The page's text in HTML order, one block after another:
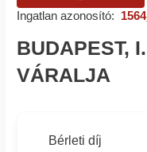
Ingatlan azonosító:
BUDAPEST,
VÁRALJA
Bérleti díj